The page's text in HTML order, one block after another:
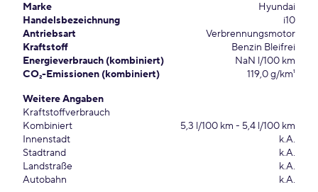
Marke
Hyundai
Handelsbezeichnung
i10
Antriebsart
Verbrennungsmotor
Kraftstoff
Benzin Bleifrei
Energieverbrauch (kombiniert)
NaN l/100 km
CO₂-Emissionen (kombiniert)
119,0 g/km¹
Weitere Angaben
Kraftstoffverbrauch
Kombiniert
5,3 l/100 km - 5,4 l/100 km
Innenstadt
k.A.
Stadtrand
k.A.
Landstraße
k.A.
Autobahn
k.A.